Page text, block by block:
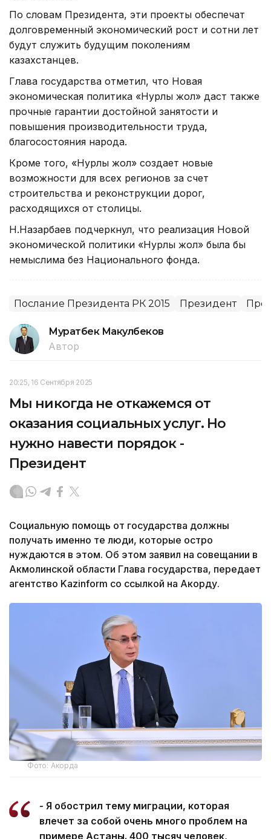
По словам Президента, эти проекты обеспечат
долговременный экономический рост и сотни лет
будут служить будущим поколениям
казахстанцев.
Глава государства отметил, что Новая
экономическая политика «Нурлы жол» даст также
прочные гарантии достойной занятости и
повышения производительности труда,
благосостояния народа.
Кроме того, «Нурлы жол» создает новые
возможности для всех регионов за счет
строительства и реконструкции дорог,
расходящихся от столицы.
Н.Назарбаев подчеркнул, что реализация Новой
экономической политики «Нурлы жол» была бы
немыслима без Национального фонда.
Послание Президента РК 2015 Президент
Муратбек Макулбеков
Автор
20:25, 16 Сентября 2025
Мы никогда не откажемся от
оказания социальных услуг. Но
нужно навести порядок -
Президент
Социальную помощь от государства должны
получать именно те люди, которые остро
нуждаются в этом. Об этом заявил на совещании в
Акмолинской области Глава государства, передает
агентство Kazinform со ссылкой на Акорду.
Фото: Акорда
- Я обострил тему миграции, которая
влечет за собой очень много проблем на
примере Астаны. 400 тысяч человек,